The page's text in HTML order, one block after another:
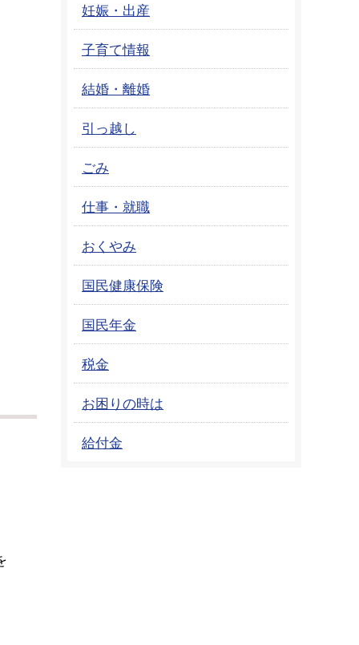
妊娠・出産
子育て情報
結婚・離婚
引っ越し
ごみ
仕事・就職
おくやみ
国民健康保険
国民年金
税金
お困りの時は
給付金